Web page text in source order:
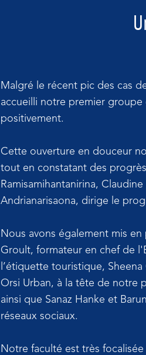
Malgré le récent pic des cas
accueilli notre premier groupe
positivement.
Cette ouverture en douceur
tout en constatant des
Ramisamihantanirina,
Andrianarisaona, dirige le
Nous avons également mis
Groult, formateur en chef de
l’étiquette touristique,
Orsi Urban, à la tête de notre
ainsi que Sanaz Hanke et
réseaux sociaux.
Notre faculté est très